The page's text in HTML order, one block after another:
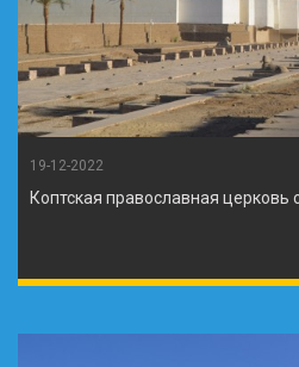
19-12-2022
Коптская православная церковь